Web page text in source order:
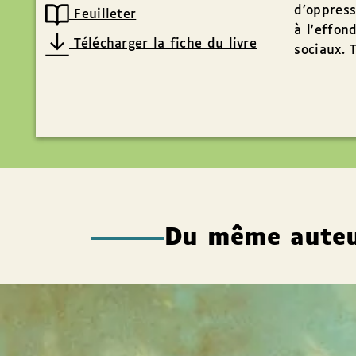
Feuilleter
Télécharger la fiche du livre
à
sociaux.
Du même